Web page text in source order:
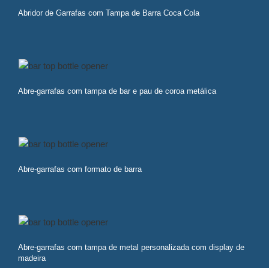
Abridor de Garrafas com Tampa de Barra Coca Cola
Abre-garrafas com tampa de bar e pau de coroa metálica
Abre-garrafas com formato de barra
Abre-garrafas com tampa de metal personalizada com display de
madeira